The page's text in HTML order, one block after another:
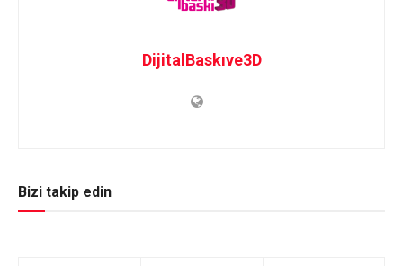
DijitalBaskıve3D
Bizi takip edin